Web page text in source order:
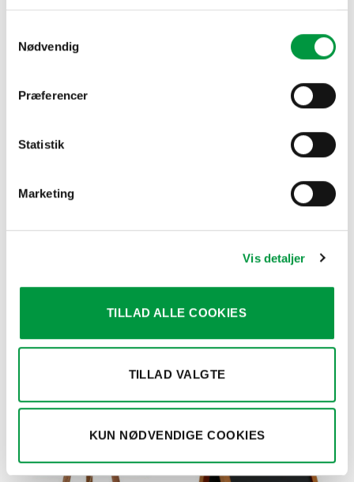
Nødvendig
Præferencer
Statistik
Marketing
Vis detaljer
TILLAD ALLE COOKIES
TILLAD VALGTE
KUN NØDVENDIGE COOKIES
Vægtavle med kridttavle og
A-skilt i trælook med dekorativ
kr. 2.002,50